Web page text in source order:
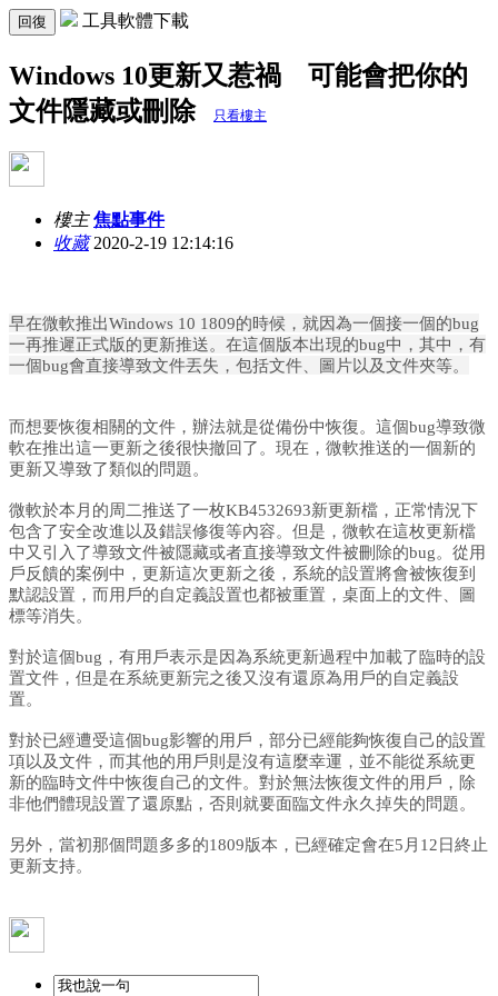
回復 工具軟體下載
Windows 10更新又惹禍 可能會把你的
文件隱藏或刪除
只看樓主
樓主 焦點事件
收藏2020-2-19 12:14:16
早在微軟推出Windows 10 1809的時候，就因為一個接一個的bug
一再推遲正式版的更新推送。在這個版本出現的bug中，其中，有
一個bug會直接導致文件丟失，包括文件、圖片以及文件夾等。
而想要恢復相關的文件，辦法就是從備份中恢復。這個bug導致微
軟在推出這一更新之後很快撤回了。現在，微軟推送的一個新的
更新又導致了類似的問題。
微軟於本月的周二推送了一枚KB4532693新更新檔，正常情況下
包含了安全改進以及錯誤修復等內容。但是，微軟在這枚更新檔
中又引入了導致文件被隱藏或者直接導致文件被刪除的bug。從用
戶反饋的案例中，更新這次更新之後，系統的設置將會被恢復到
默認設置，而用戶的自定義設置也都被重置，桌面上的文件、圖
標等消失。
對於這個bug，有用戶表示是因為系統更新過程中加載了臨時的設
置文件，但是在系統更新完之後又沒有還原為用戶的自定義設
置。
對於已經遭受這個bug影響的用戶，部分已經能夠恢復自己的設置
項以及文件，而其他的用戶則是沒有這麼幸運，並不能從系統更
新的臨時文件中恢復自己的文件。對於無法恢復文件的用戶，除
非他們體現設置了還原點，否則就要面臨文件永久掉失的問題。
另外，當初那個問題多多的1809版本，已經確定會在5月12日終止
更新支持。